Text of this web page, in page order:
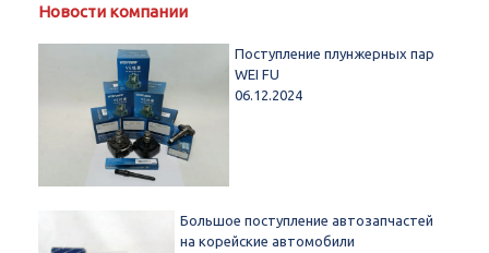
Новости компании
Поступление плунжерных пар
WEI FU
06.12.2024
Большое поступление автозапчастей
на корейские автомобили